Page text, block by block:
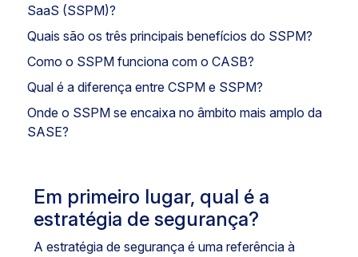
SaaS (SSPM)?
Quais são os três principais benefícios do SSPM?
Como o SSPM funciona com o CASB?
Qual é a diferença entre CSPM e SSPM?
Onde o SSPM se encaixa no âmbito mais amplo da
SASE?
Em primeiro lugar, qual é a
estratégia de segurança?
A estratégia de segurança é uma referência à